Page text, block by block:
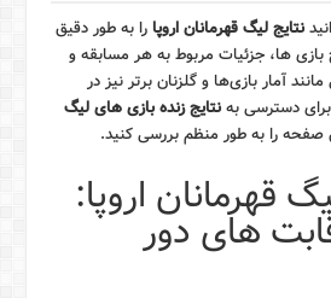
نتایج لیگ قهرمانان اروپا را به طور دقیق
بازی ها، جزئیات مربوط به هر مسابقه و
آمار بازی‌ها و گلزنان برتر نیز در
دسترسی بهنتایج زنده بازی های لیگ
صفحه را به طور منظم بررسی کنید.
قهرمانان اروپا:
های دور